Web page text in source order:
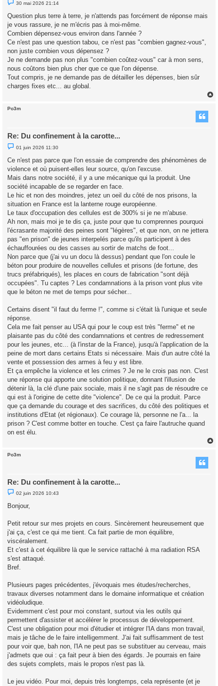
e
s
a
e
n
n
30 mai 2026 21:14
Question plus terre à terre, je n'attends pas forcément de réponse mais
je vous rassure, je ne m'écris pas à moi-même.
Combien dépensez-vous environ dans l'année ?
Ce n'est pas une question tabou, ce n'est pas "combien gagnez-vous",
non juste combien vous dépensez ?
Je ne demande pas non plus "combien coûtez-vous" car à mon sens,
nous coûtons bien plus cher que ce que l'on dépense.
Tout compris, je ne demande pas de détailler les dépenses, bien sûr
charges fixes etc... au global.
Po3m
Re: Du confinement à la carotte...
M
e
s
a
g
e
n
o
n
l
01 juin 2026 11:30
Ce n'est pas parce que l'on essaie de comprendre des phénomènes de
violence et où puisent-elles leur source, qu'on l'excuse.
Mais dans notre société, il y a une mécanique qui la produit. Une
société incapable de se regarder en face.
Le hic et non des moindres, jetez un oeil du côté de nos prisons, la
situation en France est la lanterne rouge européenne.
Le taux d'occupation des cellules est de 300% si je ne m'abuse.
Ah non, mais moi je te dis ça, juste pour que tu comprennes pourquoi
l'écrasante majorité des peines sont "légères", et que non, on ne jettera
pas "en prison" de jeunes interpelés parce qu'ils participent à des
échauffourées ou des casses au sortir de matchs de foot...
Non parce que (j'ai vu un docu là dessus) pendant que l'on coule le
béton pour produire de nouvelles cellules et prisons (de fortune, des
trucs préfabriqués), les places en cours de fabrication "sont déjà
occupées". Tu captes ? Les condamnations à la prison vont plus vite
que le béton ne met de temps pour sécher...
Certains disent "il faut du ferme !", comme si c'était là l'unique et seule
réponse.
Cela me fait penser au USA qui pour le coup est très "ferme" et ne
plaisante pas du côté des condamnations et centres de redressement
pour les jeunes, etc... (à l'instar de la France), jusqu'à l'application de la
peine de mort dans certains Etats si nécessaire. Mais d'un autre côté la
vente et possession des armes à feu y est libre.
Et ça empêche la violence et les crimes ? Je ne le crois pas non. C'est
une réponse qui apporte une solution politique, donnant l'illusion de
détenir là, la clé d'une paix sociale, mais il ne s'agit pas de résoudre ce
qui est à l'origine de cette dite "violence". De ce qui la produit. Parce
que ça demande du courage et des sacrifices, du côté des politiques et
institutions d'Etat (et régionaux). Ce courage là, personne ne l'a... la
prison ? C'est comme botter en touche. C'est ça faire l'autruche quand
on est élu.
Po3m
Re: Du confinement à la carotte...
M
e
s
g
e
n
n
02 juin 2026 10:43
Bonjour,
Petit retour sur mes projets en cours. Sincèrement heureusement que
j'ai ça, c'est ce qui me tient. Ca fait partie de mon équilibre,
viscéralement.
Et c'est à cet équilibre là que le service rattaché à ma radiation RSA
s'est attaqué.
Bref.
Plusieurs pages précédentes, j'évoquais mes études/recherches,
travaux diverses notamment dans le domaine informatique et création
vidéoludique.
Evidemment c'est pour moi constant, surtout via les outils qui
permettent d'assister et accélérer le processus de développement.
C'est une obligation pour moi d'étudier et intégrer l'IA dans mon travail,
mais je tâche de le faire intelligemment. J'ai fait suffisamment de test
pour voir que, bah non, l'IA ne peut pas se substituer au cerveau, mais
j'admets que oui : ça fait peur à bien des égards. Je pourrais en faire
des sujets complets, mais le propos n'est pas là.
Le jeu vidéo. Pour moi, depuis très longtemps, cela représente (et je